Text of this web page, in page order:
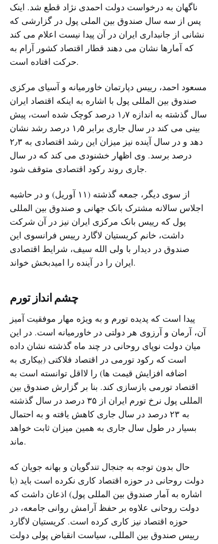
ناگهان به درخواست دولت احمدی نژاد قطع شد. اینک
پس از سه سال صندوق بین الملی پول در گزارشی که
نشانی از جانبداری ایران در آن پیدا نیست اعلام می کند
که آمارها نشان می دهند قطار اقتصاد کشور آرام به
حرکت افتاده است.
مسعود احمد، رییس دپارتمان خاورمیانه و آسیای مرکزی
صندوق بین المللی پول با اشاره به اینکه اقتصاد ایران
سال گذشته به اندازه ۱٫۷ درصد کوچک شده است، پیش
بینی می کند در سال جاری برابر ۱٫۵ درصد رشد نشان
دهد و در سال آینده نیز میزان این رشد اقتصادی به ۲٫۳
درصد برسد. وی اظهار خشنودی می کند که در سال
جاری روند رکود اقتصادی متوقف شود.
از سوی دیگر، جمعه گذشته (۱۱ آوریل) و در حاشیه
اجلاس سالانه مشترک بانک جهانی و صندوق بین المللی
پول که رییس بانک مرکزی ایران نیز در آن شرکت
داشت، خانم کریستیان لاگارد رییس فرانسوی این
صندوق در دیدار با ولی الله سیف، شرایط اقتصادی
ایران را در آینده را امیدبخش خواند.
چشم انداز تورم
پیدا است که پدیده تورم و به ویژه مهار موفقیت آمیز
آن، آرمان و آرزوی هر دولتی در خاورمیانه است. در این
میان دولت نوپای روحانی در چند ماه گذشته نشان داده
است که رکود تورمی در اقتصاد فلاکتی (بیکاری به
اضافه افزایش قیمت ها) را لااقل توانسته است به
اقتصاد تورمی بازسازی کند. بنا بر گزارش صندوق بین
المللی پول نرخ تورم ایران از ۳۵ درصد در سال گذشته
به ۲۳ درصد در سال جاری کاهش یافته و به احتمال
بسیار در طول سال جاری به همین میزان ثابت خواهد
ماند.
حال بدون توجه به جنجال تندگویان و بهانه جویان که
دولت روحانی در حوزه اقتصاد کاری نکرده است باید (با
اشاره به آمار صندوق بین المللی پول) اذعان داشت که
دولت روحانی علاوه بر حفظ آرامش روانی جامعه، در
حوزه اقتصاد نیز کاری کرده است. کریستیان لاگارد
رییس صندوق بین المللی، سیاست انقباض پولی دولت